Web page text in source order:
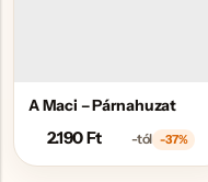
A Maci – Párnahuzat
2.190Ft -tól -37%